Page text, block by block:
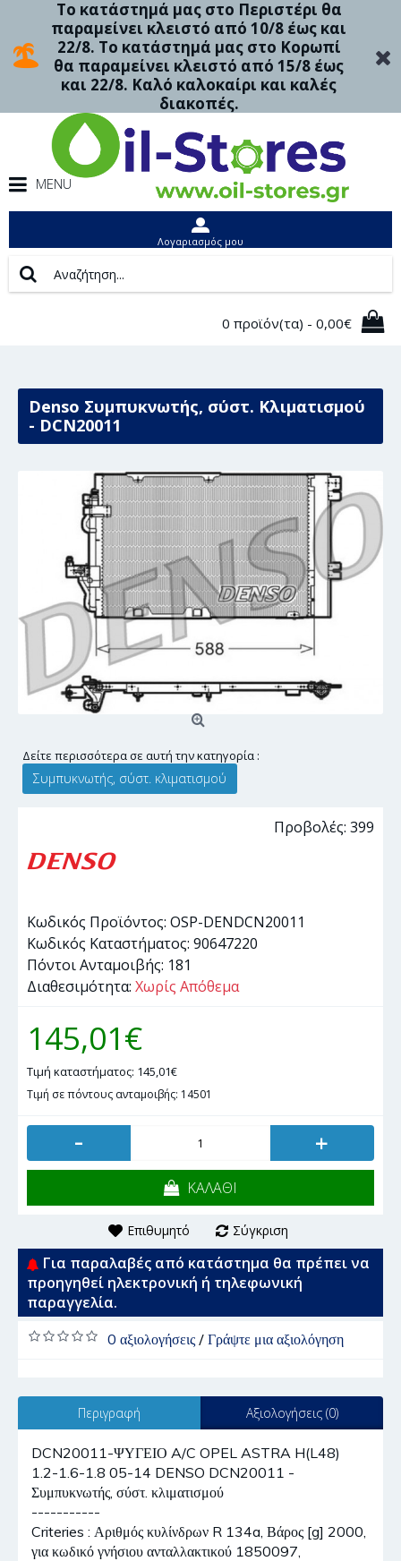
Το κατάστημά μας στο Περιστέρι θα
παραμείνει κλειστό από 10/8 έως και
22/8. Το κατάστημά μας στο Κορωπί
θα παραμείνει κλειστό από 15/8 έως
και 22/8. Καλό καλοκαίρι και καλές
διακοπές.
MENU
Λογαριασμός μου
0 προϊόν(τα) - 0,00€
Denso Συμπυκνωτής, σύστ. Κλιματισμού
- DCN20011
Δείτε περισσότερα σε αυτή την κατηγορία :
Συμπυκνωτής, σύστ. κλιματισμού
Προβολές: 399
Κωδικός Προϊόντος: OSP-DENDCN20011
Κωδικός Καταστήματος: 90647220
Πόντοι Ανταμοιβής: 181
Διαθεσιμότητα: Χωρίς Απόθεμα
145,01€
Τιμή καταστήματος: 145,01€
Τιμή σε πόντους ανταμοιβής: 14501
- +
ΚΑΛΑΘΙ
Επιθυμητό Σύγκριση
Για παραλαβές από κατάστημα θα πρέπει να
προηγηθεί ηλεκτρονική ή τηλεφωνική
παραγγελία.
0 αξιολογήσεις/ Γράψτε μια αξιολόγηση
Περιγραφή Αξιολογήσεις (0)
DCN20011-ΨΥΓΕΙΟ A/C OPEL ASTRA H(L48)
1.2-1.6-1.8 05-14 DENSO DCN20011 -
Συμπυκνωτής, σύστ. κλιματισμού
-----------
Criteries : Αριθμός κυλίνδρων R 134a, Βάρος [g] 2000,
για κωδικό γνήσιου ανταλλακτικού 1850097,